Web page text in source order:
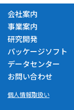
会社案内
事業案内
研究開発
パッケージソフト
データセンター
お問い合わせ
個人情報取扱い